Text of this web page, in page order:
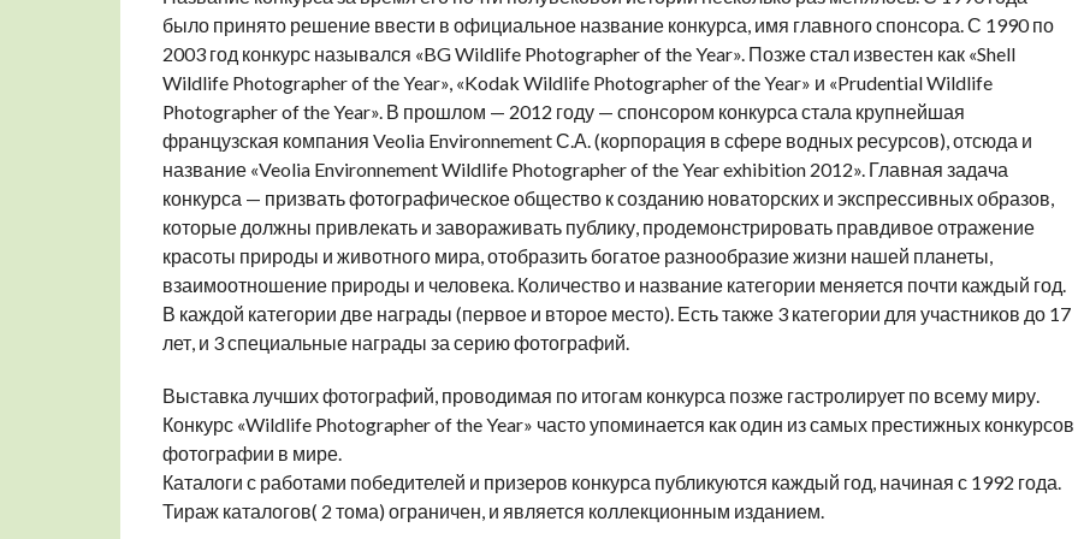
было принято решение ввести в официальное название конкурса, имя главного спонсора. С 1990 по
2003 год конкурс назывался «BG Wildlife Photographer of the Year». Позже стал известен как «Shell
Wildlife Photographer of the Year», «Kodak Wildlife Photographer of the Year» и «Prudential Wildlife
Photographer of the Year». В прошлом — 2012 году — спонсором конкурса стала крупнейшая
французская компания Veolia Environnement С.А. (корпорация в сфере водных ресурсов), отсюда и
название «Veolia Environnement Wildlife Photographer of the Year exhibition 2012». Главная задача
конкурса — призвать фотографическое общество к созданию новаторских и экспрессивных образов,
которые должны привлекать и завораживать публику, продемонстрировать правдивое отражение
красоты природы и животного мира, отобразить богатое разнообразие жизни нашей планеты,
взаимоотношение природы и человека. Количество и название категории меняется почти каждый год.
В каждой категории две награды (первое и второе место). Есть также 3 категории для участников до 17
лет, и 3 специальные награды за серию фотографий.
Выставка лучших фотографий, проводимая по итогам конкурса позже гастролирует по всему миру.
Конкурс «Wildlife Photographer of the Year» часто упоминается как один из самых престижных конкурсов
фотографии в мире.
Каталоги с работами победителей и призеров конкурса публикуются каждый год, начиная с 1992 года.
Тираж каталогов( 2 тома) ограничен, и является коллекционным изданием.